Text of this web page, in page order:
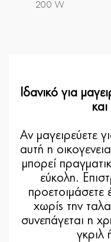
200 W
Ιδανικό για
Αν μαγειρεύετε
αυτή η
μπορεί
εύκολη.
προετοιμάσετε
χωρίς την
συνεπάγεται η
γκριλ